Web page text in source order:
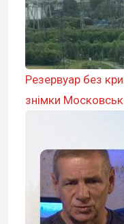
Резервуар без
знімки